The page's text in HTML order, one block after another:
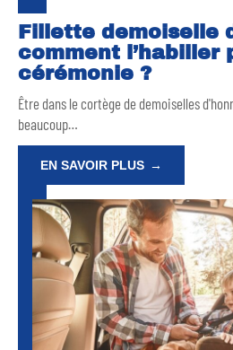
Fillette demoiselle
comment l’habiller
cérémonie ?
Être dans le cortège de demoiselles
beaucoup…
EN SAVOIR PLUS